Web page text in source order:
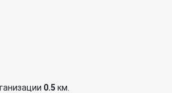
0.5 км.